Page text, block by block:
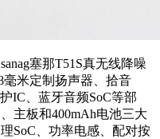
塞那T51S真无线降噪
毫米定制扬声器、拾音
IC、蓝牙音频SoC等部
主板和400mAh电池三大
SoC、功率电感、配对按